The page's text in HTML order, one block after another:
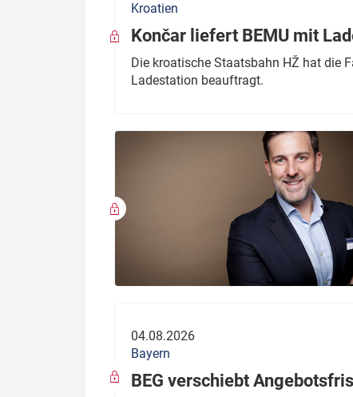
Kroatien
Končar liefert BEMU mit
Die kroatische Staatsbahn HŽ hat die
Ladestation beauftragt.
04.08.2026
Bayern
BEG verschiebt